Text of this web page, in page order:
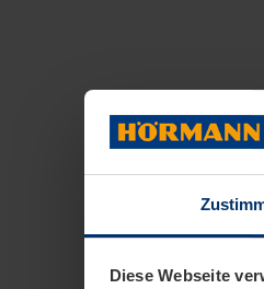
Diese Webseite